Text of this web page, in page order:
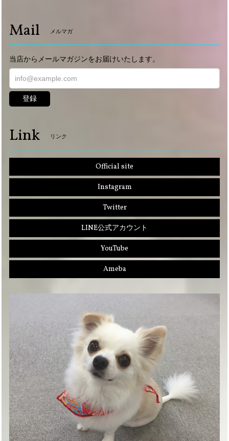
Mail メルマガ
当店からメールマガジンをお届けいたします。
登録
Link リンク
Official site
Instagram
Twitter
LINE公式アカウント
YouTube
Ameba